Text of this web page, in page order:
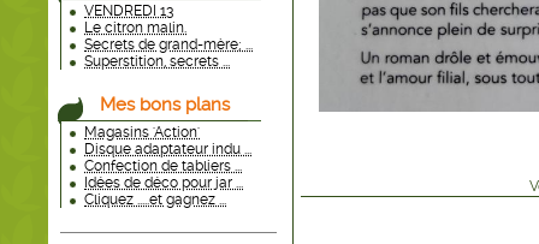
VENDREDI 13
Le citron malin.
Secrets de grand-mère; ...
Superstition, secrets ...
Mes bons plans
Magasins 'Action'
Disque adaptateur indu ...
Confection de tabliers ...
Idées de déco pour jar ...
Cliquez .....et gagnez ...